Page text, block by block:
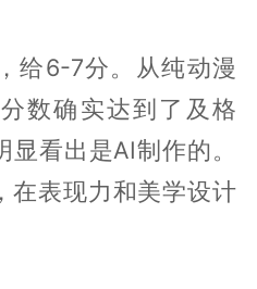
给6-7分。从纯动漫
数确实达到了及格
看出是AI制作的。
在表现力和美学设计